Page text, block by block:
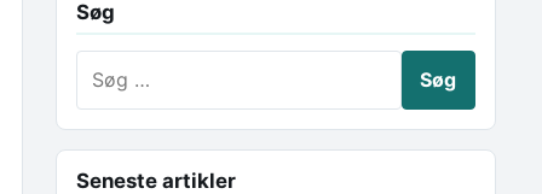
Søg
Seneste artikler